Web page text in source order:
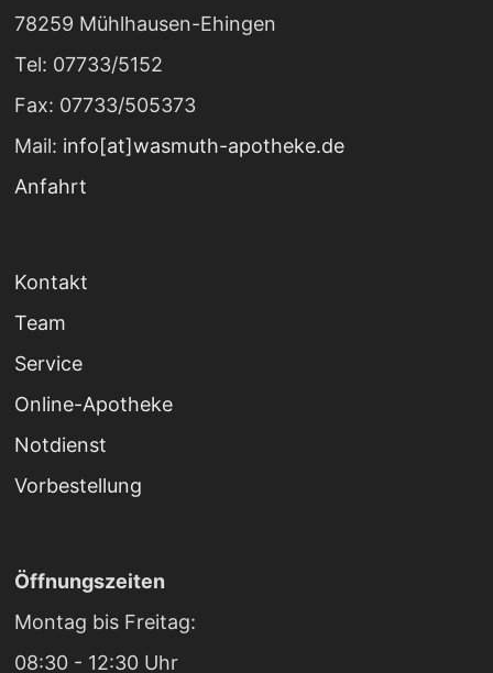
78259 Mühlhausen-Ehingen
Tel: 07733/5152
Fax: 07733/505373
Mail: info[at]wasmuth-apotheke.de
Anfahrt
Kontakt
Team
Service
Online-Apotheke
Notdienst
Vorbestellung
Öffnungszeiten
Montag bis Freitag:
08:30 - 12:30 Uhr